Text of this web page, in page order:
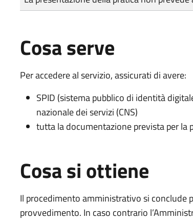
Cosa serve
Per accedere al servizio, assicurati di avere:
SPID (sistema pubblico di identità
nazionale dei servizi (CNS)
tutta la documentazione prevista per la
Cosa si ottiene
Il procedimento amministrativo si conclude
provvedimento. In caso contrario